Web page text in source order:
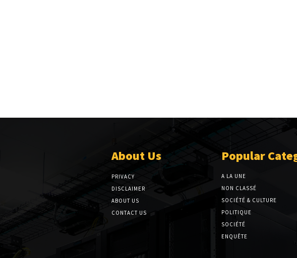
About Us
PRIVACY
DISCLAIMER
ABOUT US
CONTACT US
Popular
A LA UNE
NON CLASSÉ
SOCIÉTÉ & CULTURE
POLITIQUE
SOCIÉTÉ
ENQUÊTE